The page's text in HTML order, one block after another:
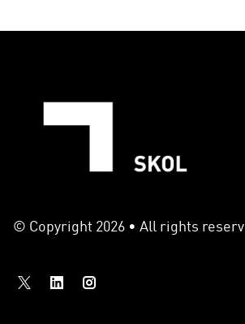
© Copyright 2026 • All rights